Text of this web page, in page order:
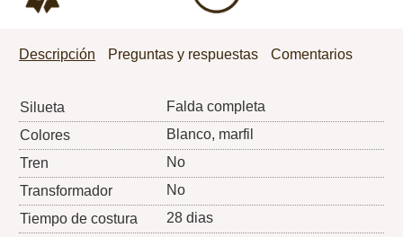
Descripción Preguntas y respuestas Comentarios
Silueta
Falda completa
Colores
Blanco, marfil
Tren
No
Transformador
No
Tiempo de costura
28 dias